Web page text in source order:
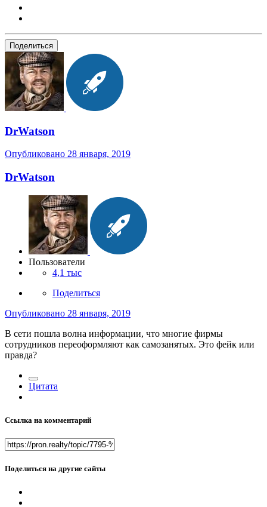
Поделиться
DrWatson
Опубликовано 28 января, 2019
DrWatson
Пользователи
4,1 тыс
Поделиться
Опубликовано 28 января, 2019
В сети пошла волна информации, что многие фирмы
сотрудников переоформляют как самозанятых. Это фейк или
правда?
Цитата
Ссылка на комментарий
Поделиться на другие сайты